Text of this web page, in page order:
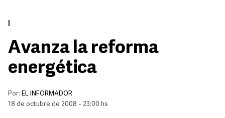
Avanza la reforma
energética
Por: EL INFORMADOR
18 de octubre de 2008 - 23:00 hs